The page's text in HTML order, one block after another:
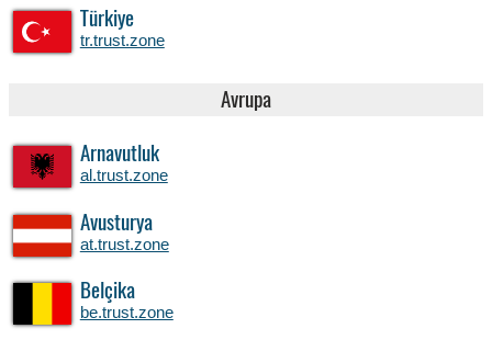
Türkiye
tr.trust.zone
Avrupa
Arnavutluk
al.trust.zone
Avusturya
at.trust.zone
Belçika
be.trust.zone